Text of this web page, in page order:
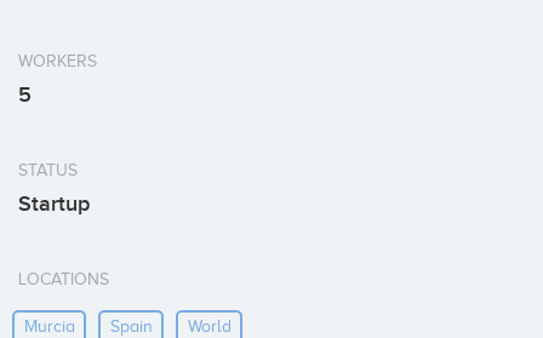
WORKERS
5
STATUS
Startup
LOCATIONS
Murcia Spain World